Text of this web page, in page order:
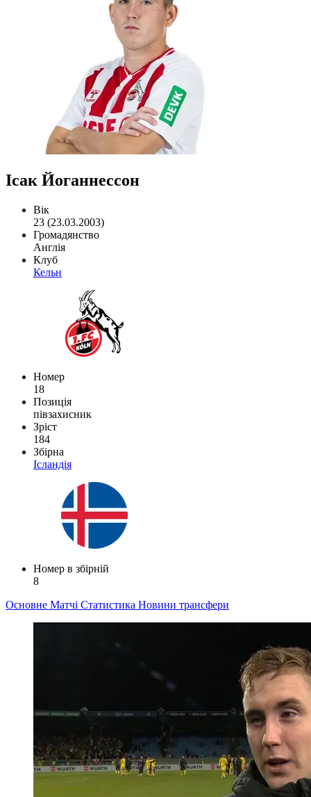
Ісак Йоганнессон
Вік
23 (23.03.2003)
Громадянство
Англія
Клуб
Кельн
Номер
18
Позиція
півзахисник
Зріст
184
Збірна
Ісландія
Номер в збірній
8
Основне Матчі Статистика Новини трансфери